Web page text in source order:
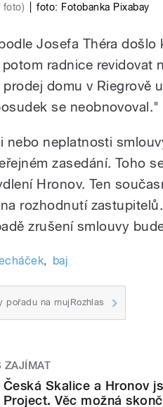
foto) foto: Fotobanka Pixabay
Josefa Théra došlo
radnice revidovat
prodej domu v Riegrově
se neobnovoval."
nebo neplatnosti
zasedání. Toho
Hronov. Ten
rozhodnutí
zrušení smlouvy
, baj
pořadu na mujRozhlas
ZAJÍMAT
Česká Skalice a Hronov
Project. Věc možná